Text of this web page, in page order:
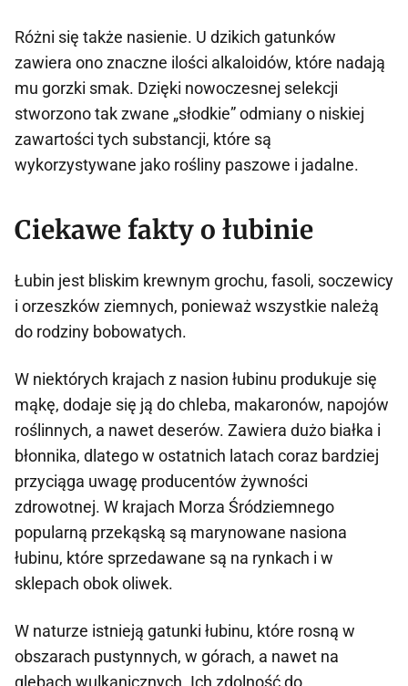
Różni się także nasienie. U dzikich gatunków
zawiera ono znaczne ilości alkaloidów, które nadają
mu gorzki smak. Dzięki nowoczesnej selekcji
stworzono tak zwane „słodkie” odmiany o niskiej
zawartości tych substancji, które są
wykorzystywane jako rośliny paszowe i jadalne.
Ciekawe fakty o łubinie
Łubin jest bliskim krewnym grochu, fasoli, soczewicy
i orzeszków ziemnych, ponieważ wszystkie należą
do rodziny bobowatych.
W niektórych krajach z nasion łubinu produkuje się
mąkę, dodaje się ją do chleba, makaronów, napojów
roślinnych, a nawet deserów. Zawiera dużo białka i
błonnika, dlatego w ostatnich latach coraz bardziej
przyciąga uwagę producentów żywności
zdrowotnej. W krajach Morza Śródziemnego
popularną przekąską są marynowane nasiona
łubinu, które sprzedawane są na rynkach i w
sklepach obok oliwek.
W naturze istnieją gatunki łubinu, które rosną w
obszarach pustynnych, w górach, a nawet na
glebach wulkanicznych. Ich zdolność do